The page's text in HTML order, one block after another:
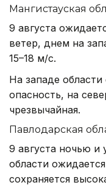
Мангистауская
9 августа
ветер, днем на
15–18 м/с.
На западе
опасность, на
чрезвычайная.
Павлодарская
9 августа ночью и
области
сохраняется